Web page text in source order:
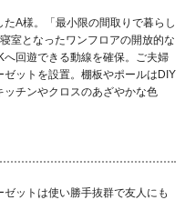
A様。「最小限の間取りで暮らし
室となったワンフロアの開放的な
回遊できる動線を確保。ご夫婦
ットを設置。棚板やポールはDIY
チンやクロスのあざやかな色
ゼットは使い勝手抜群で友人にも